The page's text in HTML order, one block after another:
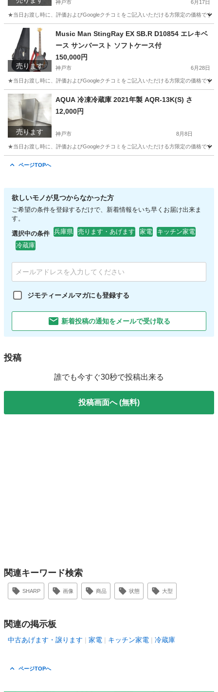
神戸市 6月17日
★当日お渡し時に、評価およびGoogleクチコミをご記入いただける方限定の価格です
兵庫 神戸市
売ります
Music Man StingRay EX SB.R D10854 エレキベ
ース サンバースト ソフトケース付
150,000円
神戸市 6月28日
★当日お渡し時に、評価およびGoogleクチコミをご記入いただける方限定の価格です
兵庫 神戸市 弦楽器、ギター
売ります
AQUA 冷凍冷蔵庫 2021年製 AQR-13K(S) さ
12,000円
神戸市 8月8日
★当日お渡し時に、評価およびGoogleクチコミをご記入いただける方限定の価格です
ページTOPへ
欲しいモノが見つからなかった方
ご希望の条件を登録するだけで、新着情報をいち早くお届け出来ま
す。
選択中の条件 兵庫県 売ります・あげます 家電
キッチン家電
冷蔵庫
ジモティーメルマガにも登録する
新着投稿の通知をメールで受け取る
投稿
誰でも今すぐ30秒で投稿出来る
投稿画面へ (無料)
関連キーワード検索
SHARP 画像 商品 状態 大型
関連の掲示板
中古あげます・譲ります 家電 キッチン家電 冷蔵庫
ページTOPへ